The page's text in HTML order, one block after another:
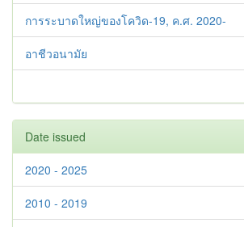
การระบาดใหญ่ของโควิด-19, ค.ศ. 2020-
อาชีวอนามัย
Date issued
2020 - 2025
2010 - 2019